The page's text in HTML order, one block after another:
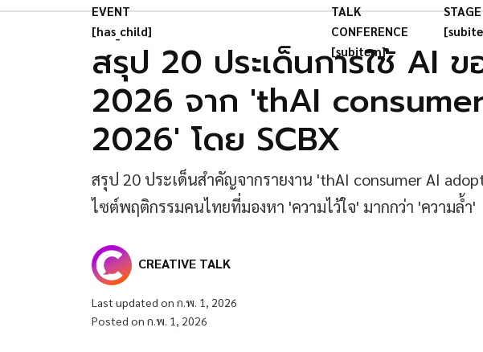
EVENT
[has_child]
TALK
CONFERENCE
[subitem]
STAGE
สรุป 20 ประเด็นการใช้ AI
2026 จาก 'thAI
2026' โดย SCBX
สรุป 20 ประเด็นสำคัญจากรายงาน 'thAI consumer AI
ไซต์พฤติกรรมคนไทยที่มองหา 'ความไว้ใจ' มากกว่า 'ความล้ำ'
CREATIVE TALK
Last updated on ก.พ. 1, 2026
Posted on ก.พ. 1, 2026